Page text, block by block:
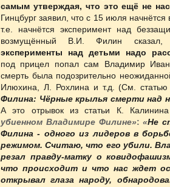
самым утверждая, что это ещё не
Гинцбург заявил, что с 15 июля начнётся
т.е. начнётся эксперимент над
возмущённый В.И. Филин
эксперименты над детьми надо
под прицел попал сам Владимир
смерть была подозрительно
Илюхина, Л. Рохлина и т.д. (См. статью
Филина: Чёрные крылья смерти над
А это отрывок из статьи К.
убиенном Владимире Филине»:«Не
Филина - одного из лидеров в
режимом. Считаю, что его убили.
резал правду-матку о
что происходит и что нас ждет
открывал глаза народу,